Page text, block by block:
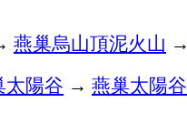
燕巢烏山頂泥火山 →
太陽谷 → 燕巢太陽谷